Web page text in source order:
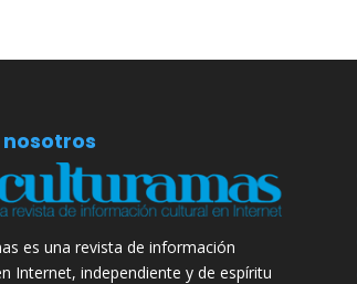
nosotros
es una revista de información
Internet, independiente y de espíritu